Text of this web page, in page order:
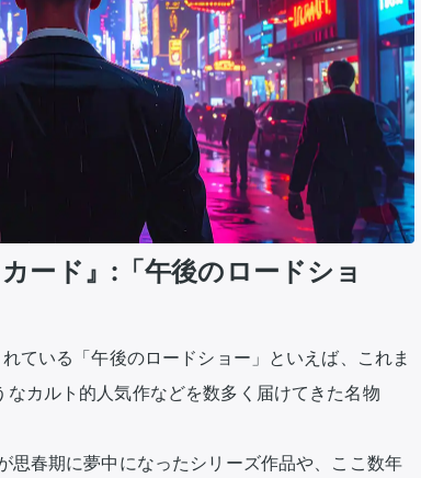
ード』:「午後のロードショ
ている「午後のロードショー」といえば、これま
カルト的人気作などを数多く届けてきた名物
思春期に夢中になったシリーズ作品や、ここ数年